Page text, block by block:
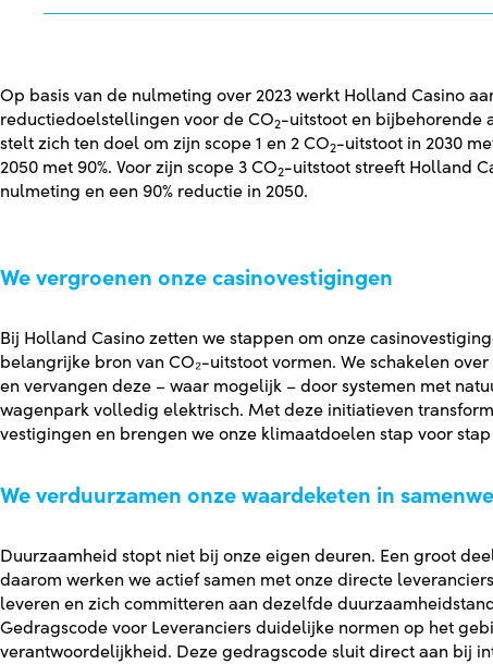
Op basis van de nulmeting over 2023 werkt Holland Casino
reductiedoelstellingen voor de CO2-uitstoot en bijbehorende
stelt zich ten doel om zijn scope 1 en 2 CO2-uitstoot in 2030
2050 met 90%. Voor zijn scope 3 CO2-uitstoot streeft Holland
nulmeting en een 90% reductie in 2050.
We vergroenen onze casinovestigingen
Bij Holland Casino zetten we stappen om onze
belangrijke bron van CO₂-uitstoot vormen. We schakelen
en vervangen deze – waar mogelijk – door systemen met
wagenpark volledig elektrisch. Met deze initiatieven
vestigingen en brengen we onze klimaatdoelen stap voor
We verduurzamen onze waardeketen in
Duurzaamheid stopt niet bij onze eigen deuren. Een groot
daarom werken we actief samen met onze directe
leveren en zich committeren aan dezelfde
Gedragscode voor Leveranciers duidelijke normen op het
verantwoordelijkheid. Deze gedragscode sluit direct aan bij